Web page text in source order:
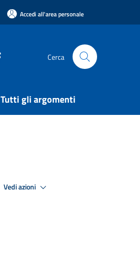
Accedi all'area personale
Cerca
Tutti gli argomenti
Vedi azioni